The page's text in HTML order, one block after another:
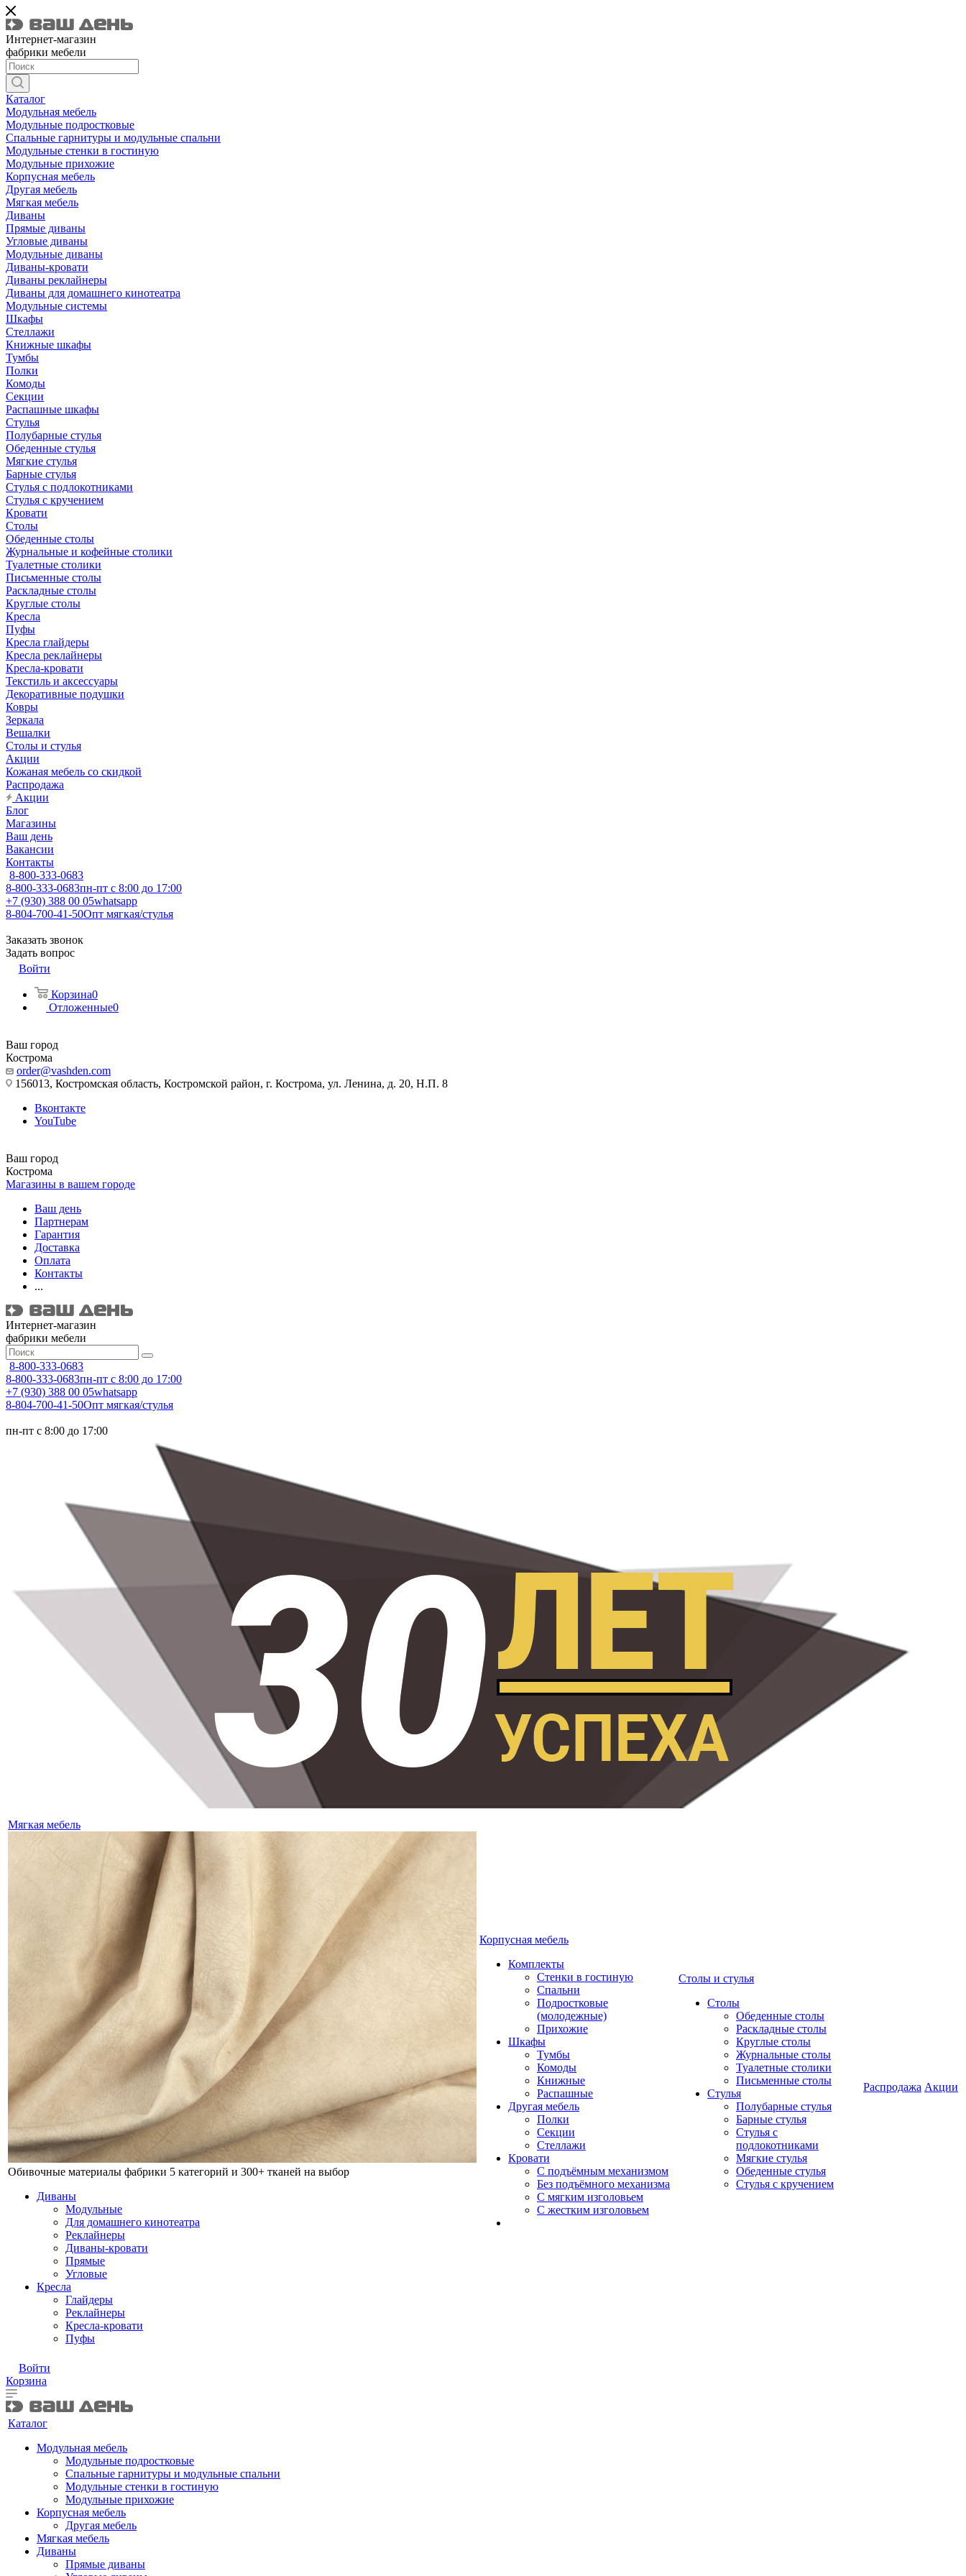
Интернет-магазин
фабрики мебели
Каталог
Модульная мебель
Модульные подростковые
Спальные гарнитуры и модульные спальни
Модульные стенки в гостиную
Модульные прихожие
Корпусная мебель
Другая мебель
Мягкая мебель
Диваны
Прямые диваны
Угловые диваны
Модульные диваны
Диваны-кровати
Диваны реклайнеры
Диваны для домашнего кинотеатра
Модульные системы
Шкафы
Стеллажи
Книжные шкафы
Тумбы
Полки
Комоды
Секции
Распашные шкафы
Стулья
Полубарные стулья
Обеденные стулья
Мягкие стулья
Барные стулья
Стулья с подлокотниками
Стулья с кручением
Кровати
Столы
Обеденные столы
Журнальные и кофейные столики
Туалетные столики
Письменные столы
Раскладные столы
Круглые столы
Кресла
Пуфы
Кресла глайдеры
Кресла реклайнеры
Кресла-кровати
Текстиль и аксессуары
Декоративные подушки
Ковры
Зеркала
Вешалки
Столы и стулья
Акции
Кожаная мебель со скидкой
Распродажа
Акции
Блог
Магазины
Ваш день
Вакансии
Контакты
8-800-333-0683
8-800-333-0683пн-пт с 8:00 до 17:00
+7 (930) 388 00 05whatsapp
8-804-700-41-50Опт мягкая/стулья
Заказать звонок
Задать вопрос
Войти
Корзина0
Отложенные0
Ваш город
Кострома
order@vashden.com
156013, Костромская область, Костромской район, г. Кострома, ул. Ленина, д. 20, Н.П. 8
Вконтакте
YouTube
Ваш город
Кострома
Магазины в вашем городе
Ваш день
Партнерам
Гарантия
Доставка
Оплата
Контакты
...
Интернет-магазин
фабрики мебели
8-800-333-0683
8-800-333-0683пн-пт с 8:00 до 17:00
+7 (930) 388 00 05whatsapp
8-804-700-41-50Опт мягкая/стулья
пн-пт с 8:00 до 17:00
Мягкая мебель
Обивочные материалы фабрики 5 категорий и 300+ тканей на выбор
Диваны
Модульные
Для домашнего кинотеатра
Реклайнеры
Диваны-кровати
Прямые
Угловые
Кресла
Глайдеры
Реклайнеры
Кресла-кровати
Пуфы
Корпусная мебель
Комплекты
Стенки в гостиную
Спальни
Подростковые
(молодежные)
Прихожие
Шкафы
Тумбы
Комоды
Книжные
Распашные
Другая мебель
Полки
Секции
Стеллажи
Кровати
С подъёмным механизмом
Без подъёмного механизма
С мягким изголовьем
С жестким изголовьем
Столы и стулья
Столы
Обеденные столы
Раскладные столы
Круглые столы
Журнальные столы
Туалетные столики
Письменные столы
Стулья
Полубарные стулья
Барные стулья
Стулья с
подлокотниками
Мягкие стулья
Обеденные стулья
Стулья с кручением
Распродажа Акции
Войти
Корзина
Каталог
Модульная мебель
Модульные подростковые
Спальные гарнитуры и модульные спальни
Модульные стенки в гостиную
Модульные прихожие
Корпусная мебель
Другая мебель
Мягкая мебель
Диваны
Прямые диваны